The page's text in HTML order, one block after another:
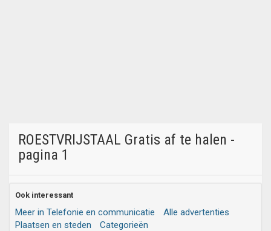
ROESTVRIJSTAAL Gratis af te halen -
pagina 1
Ook interessant
Meer in Telefonie en communicatie
Alle advertenties
Plaatsen en steden
Categorieën